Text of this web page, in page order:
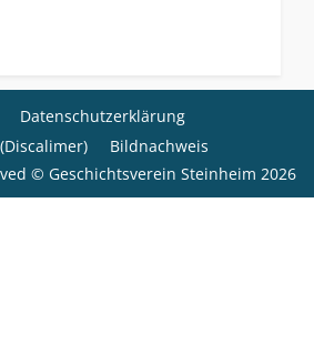
Datenschutzerklärung
Bildnachweis
© Geschichtsverein Steinheim 2026